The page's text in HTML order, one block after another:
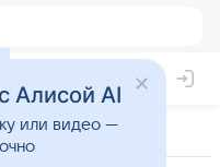
Алисой AI
или видео —